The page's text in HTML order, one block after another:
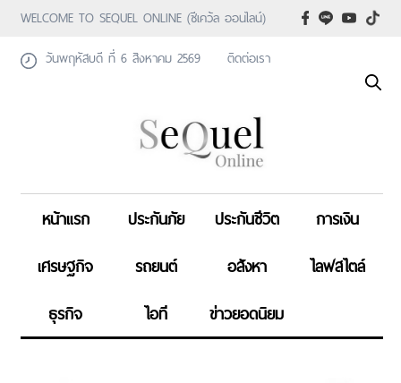
WELCOME TO SEQUEL ONLINE (ซีเคว้ล ออนไลน์)
วันพฤหัสบดี ที่ 6 สิงหาคม 2569
ติดต่อเรา
หน้าแรก ประกันภัย ประกันชีวิต
การเงิน
เศรษฐกิจ
รถยนต์ อสังหา
ไลฟสไตล์
ธุรกิจ
ไอที ข่าวยอดนิยม